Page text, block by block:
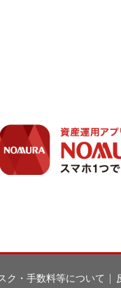
ク・手数料等について